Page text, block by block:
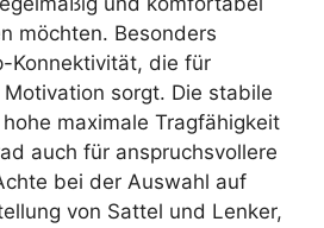
möchten. Besonders
Konnektivität, die für
sorgt. Die stabile
maximale Tragfähigkeit
auch für anspruchsvollere
bei der Auswahl auf
von Sattel und Lenker,